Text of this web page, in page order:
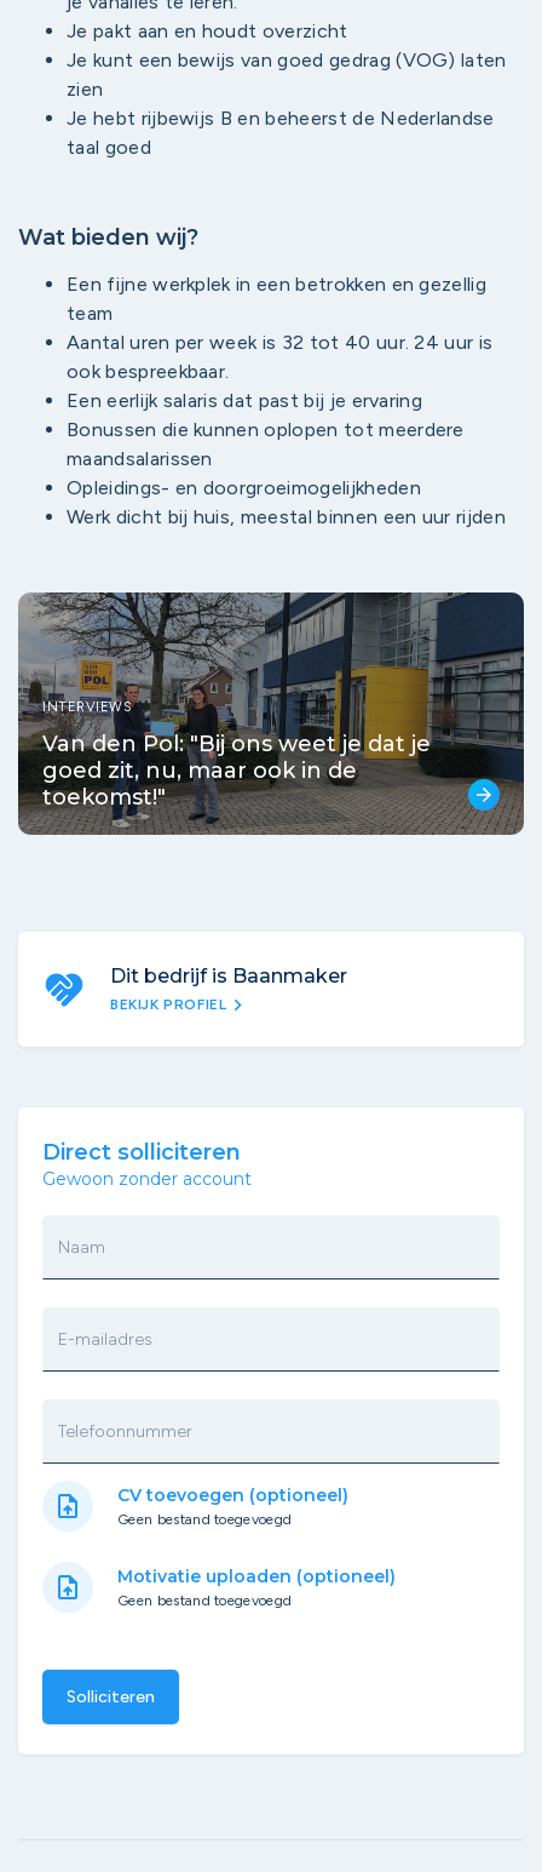
Je pakt aan en houdt overzicht
Je kunt een bewijs van goed gedrag (VOG) laten
zien
Je hebt rijbewijs B en beheerst de Nederlandse
taal goed
Wat bieden wij?
Een fijne werkplek in een betrokken en gezellig
team
Aantal uren per week is 32 tot 40 uur. 24 uur is
ook bespreekbaar.
Een eerlijk salaris dat past bij je ervaring
Bonussen die kunnen oplopen tot meerdere
maandsalarissen
Opleidings- en doorgroeimogelijkheden
Werk dicht bij huis, meestal binnen een uur rijden
INTERVIEWS
Van den Pol: "Bij ons weet je dat je
goed zit, nu, maar ook in de
toekomst!"
arrow_forward
Dit bedrijf is Baanmaker
BEKIJK PROFIEL chevron_right
Direct solliciteren
Gewoon zonder account
Naam
E-mailadres
Telefoonnummer
upload_file CV toevoegen (optioneel)
Geen bestand toegevoegd
upload_file Motivatie uploaden (optioneel)
Geen bestand toegevoegd
Solliciteren